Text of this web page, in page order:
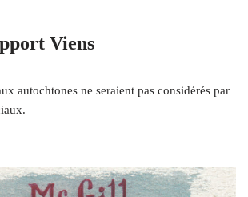
Viens
autochtones ne seraient pas considérés par